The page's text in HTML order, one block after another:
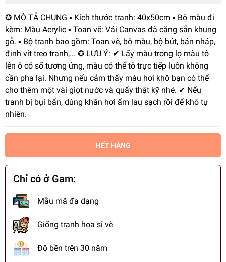
✪ MÔ TẢ CHUNG ▪️ Kích thước tranh: 40x50cm ▪️ Bộ màu đi
kèm: Màu Acrylic ▪️ Toan vẽ: Vải Canvas đã căng sẵn khung
gỗ. ▪️ Bộ tranh bao gồm: Toan vẽ, bộ màu, bộ bút, bản nháp,
đinh vít treo tranh,... ✪ LƯU Ý: ✔ Lấy màu trong lọ màu tô
lên ô có số tương ứng, màu có thể tô trực tiếp luôn không
cần pha lại. Nhưng nếu cảm thấy màu hơi khô bạn có thể
cho thêm một vài giọt nước và quấy thật kỹ nhé. ✔ Nếu
tranh bị bụi bẩn, dùng khăn hơi ẩm lau sạch rồi để khô tự
nhiên.
HẾT HÀNG
Chỉ có ở Gam:
Mẫu mã đa dạng
Giống tranh họa sĩ vẽ
Độ bền trên 30 năm